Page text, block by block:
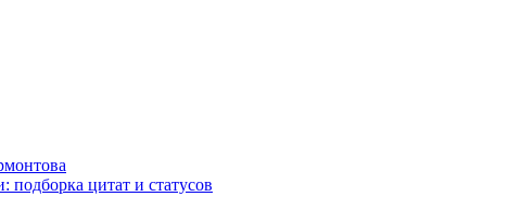
подборка цитат и статусов